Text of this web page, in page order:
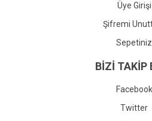
Üye Girişi
Şifremi
Sepetiniz
BİZİ TAKİP
Facebook
Twitter